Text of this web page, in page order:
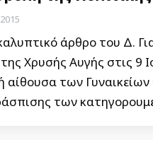
άρθρο του Δ.
της Χρυσής Αυγής στις 9
αίθουσα των
των